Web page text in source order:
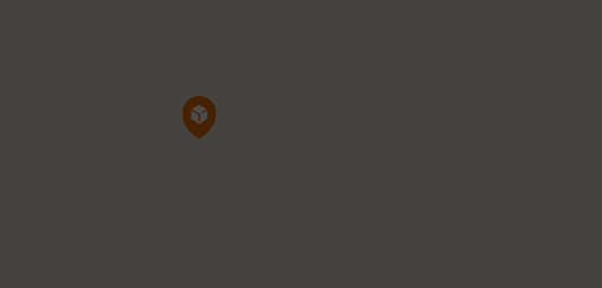
Pin de la carte